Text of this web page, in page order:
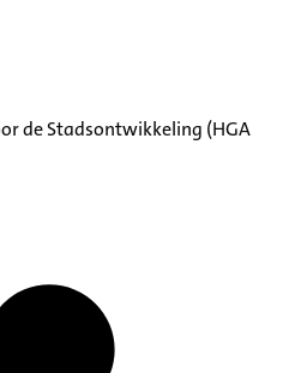
de Stadsontwikkeling (HGA